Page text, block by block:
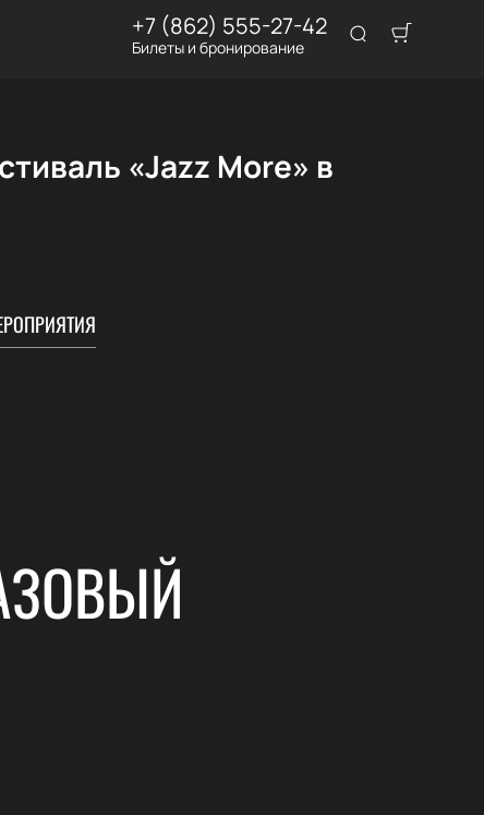
+7 (862) 555-27-42
Билеты и бронирование
«Jazz More» в